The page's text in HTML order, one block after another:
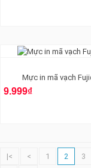
Mực in mã vạch
9.999₫
|< < 1 2 3